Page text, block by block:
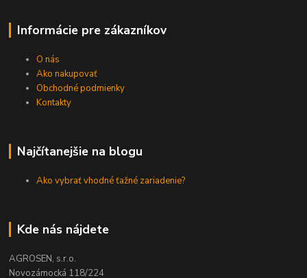
Informácie pre zákazníkov
O nás
Ako nakupovať
Obchodné podmienky
Kontakty
Najčítanejšie na blogu
Ako vybrať vhodné ťažné zariadenie?
Kde nás nájdete
AGROSEN, s.r.o.
Novozámocká 118/224